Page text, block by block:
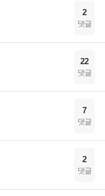
2
댓글
22
댓글
7
댓글
2
댓글